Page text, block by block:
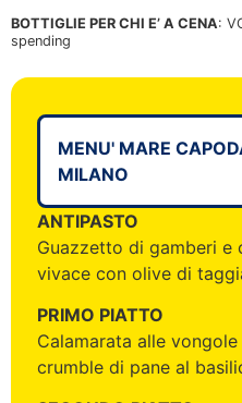
BOTTIGLIE PER CHI E’ A CENA:
spending
MENU' MARE
MILANO
ANTIPASTO
Guazzetto di gamberi e
vivace con olive di
PRIMO PIATTO
Calamarata alle
crumble di pane al